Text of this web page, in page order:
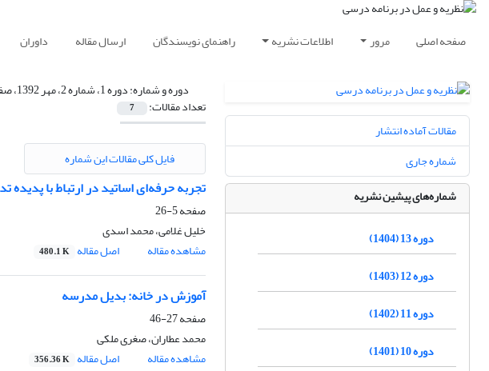
صفحه اصلی مرور اطلاعات نشریه راهنمای نویسندگان ارسال مقاله داوران
دوره و شماره:دوره 1، شماره 2، مهر 1392، صفحه 1-164
تعداد مقالات: 7
فایل کلی مقالات این شماره
تجربه حرفه‌ای اساتید در ارتباط با
صفحه5-26
خلیل غلامی، محمد اسدی
مشاهده مقاله
اصل مقاله 480.1 K
آموزش در خانه: بدیل مدرسه
صفحه27-46
محمد عطاران، صغری ملکی
مشاهده مقاله
اصل مقاله 356.36 K
مقالات آماده انتشار
شماره جاری
شماره‌های پیشین نشریه
دوره 13 (1404)
دوره 12 (1403)
دوره 11 (1402)
دوره 10 (1401)